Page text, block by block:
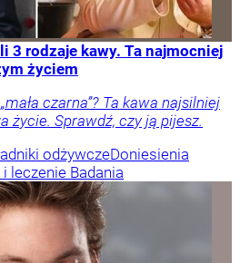
3 rodzaje kawy. Ta najmocniej
życiem
czarna”? Ta kawa najsilniej
życie. Sprawdź, czy ją pijesz.
odżywczeDoniesienia
leczenie Badania